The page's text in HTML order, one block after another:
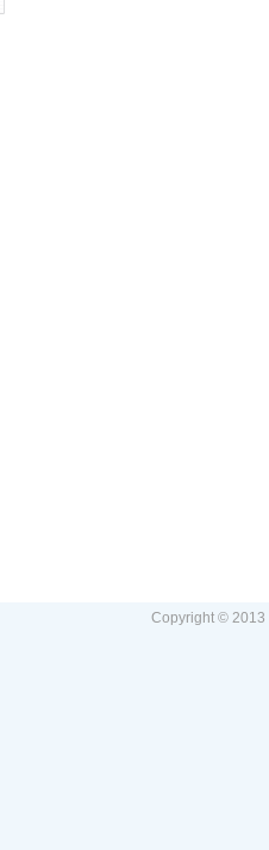
Copyright © 2013